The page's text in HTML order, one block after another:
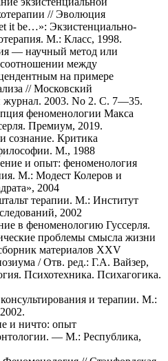
// Эволюция
it be…»: Экзистенциально-
М.: Класс, 1998.
— научный метод или
между
на примере
// Московский
журнал. 2003. No 2. С. 7—35.
феноменологии Макса
Премиум, 2019.
Критика
М., 1988
и опыт: феноменология
М.: Модест Колеров и
2004
терапии. М.: Институт
2002
в феноменологию Гуссерля.
проблемы смысла жизни
материалов XXV
/ Отв. ред.: Г.А. Вайзер,
Психотехника. Психагогика.
и терапии. М.:
и ничто: опыт
— М.: Республика,